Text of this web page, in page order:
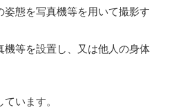
態を写真機等を用いて撮影す
等を設置し、又は他人の身体
います。